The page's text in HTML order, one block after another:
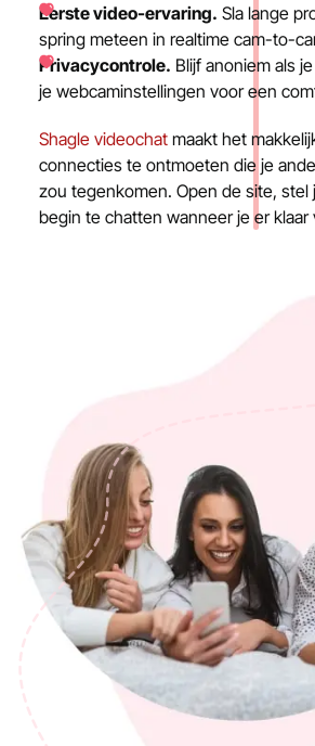
Eerste video-ervaring. Sla lange
spring meteen in realtime cam-to-
Privacycontrole. Blijf anoniem als
je webcaminstellingen voor een
Shagle videochat maakt het
connecties te ontmoeten die je
zou tegenkomen. Open de site, stel
begin te chatten wanneer je er klaar